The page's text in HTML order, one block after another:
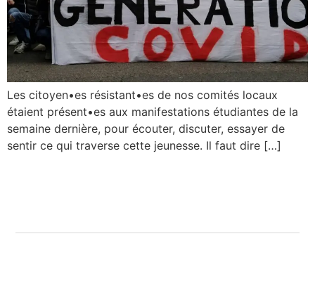
Les citoyen•es résistant•es de nos comités locaux
étaient présent•es aux manifestations étudiantes de la
semaine dernière, pour écouter, discuter, essayer de
sentir ce qui traverse cette jeunesse. Il faut dire […]